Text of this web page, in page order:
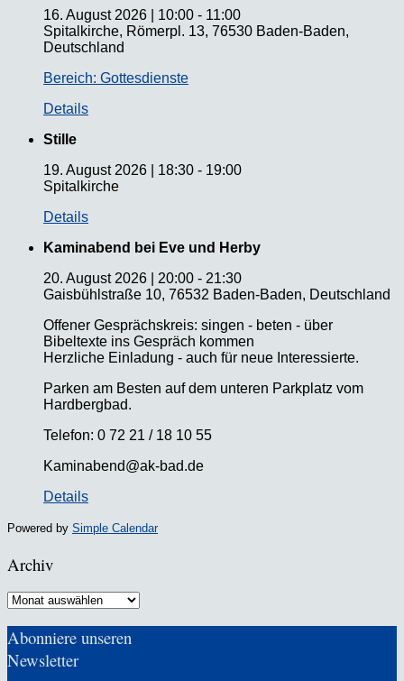
16. August 2026
10:00 - 11:00
Spitalkirche, Römerpl. 13, 76530 Baden-Baden,
Deutschland
Bereich: Gottesdienste
Details
Stille
19. August 2026
18:30 - 19:00
Spitalkirche
Details
Kaminabend bei Eve und Herby
20. August 2026
20:00 - 21:30
Gaisbühlstraße 10, 76532 Baden-Baden, Deutschland
Offener Gesprächskreis: singen - beten - über
Bibeltexte ins Gespräch kommen
Herzliche Einladung - auch für neue Interessierte.
Parken am Besten auf dem unteren Parkplatz vom
Hardbergbad.
Telefon: 0 72 21 / 18 10 55
Kaminabend@ak-bad.de
Details
Powered by Simple Calendar
Archiv
Archiv
Abonniere unseren
Newsletter